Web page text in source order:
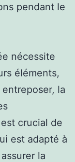
pendant le
nécessite
éléments,
la
crucial de
est adapté à
la